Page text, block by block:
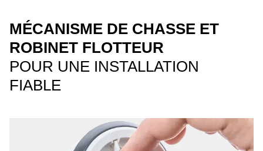
MÉCANISME DE CHASSE ET
ROBINET FLOTTEUR
POUR UNE INSTALLATION
FIABLE